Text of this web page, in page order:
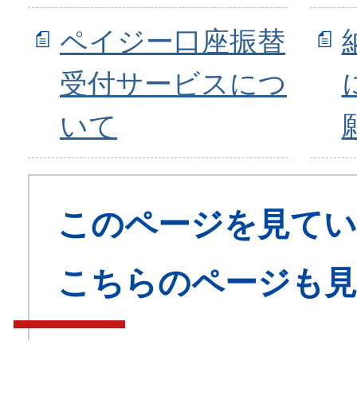
ペイジー口座振替
受付サービスにつ
いて
このページを見て
こちらのページも